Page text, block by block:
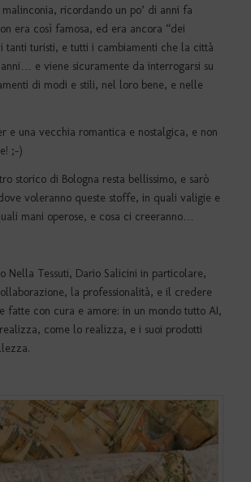
malinconia, ricordando un po’ di anni fa
era così famosa, ed era ancora “dei
i tanti turisti, e tutti i cambiamenti che la città
e viene sicuramente da interrogarsi su
di modi e stili, nel loro bene, e nelle
e una vecchia romantica e nostalgica, e non
;-)
storico di Bologna resta bellissimo, e sarò
voleranno queste stoffe, in quali valigie e
mani operose, e cosa ci creeranno…
Nella Tessuti, Dario Salicini in particolare,
la professionalità, e il credere
fatte con cura e amore: in un mondo tutto AI,
come lo realizza, e i suoi prodotti